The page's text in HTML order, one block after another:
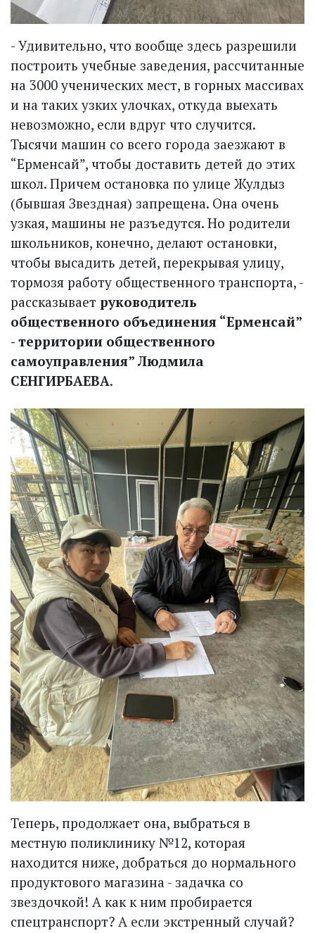
- Удивительно, что вообще здесь разрешили
построить учебные заведения, рассчитанные
на 3000 ученических мест, в горных массивах
и на таких узких улочках, откуда вы­ехать
невозможно, если вдруг что случится.
Тысячи машин со всего города заезжают в
“Ерменсай”, чтобы доставить детей до этих
школ. Причем остановка по улице Жулдыз
(бывшая Звездная) запрещена. Она очень
узкая, машины не разъедутся. Но родители
школьников, конечно, делают остановки,
чтобы высадить детей, перекрывая улицу,
тормозя работу общественного транспорта, -
рассказывает руководитель
общественного объединения “Ерменсай”
- территории общественного
самоуправления” Людмила
СЕНГИРБАЕВА.
Теперь, продолжает она, выбраться в
местную поликлинику №12, которая
находится ниже, добраться до нормального
продуктового магазина - задачка со
звездочкой! А как к ним пробирается
спецтранспорт? А если экстренный случай?